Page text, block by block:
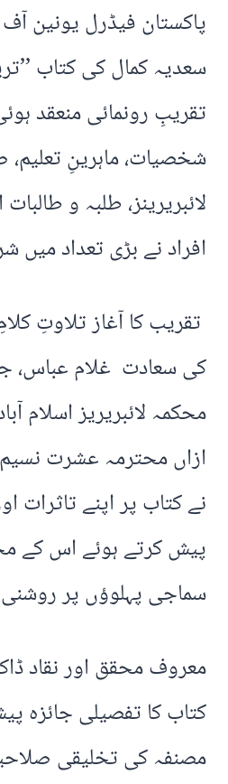
پاکستان فیڈرل یونین
سعدیہ کمال کی کتاب
تقریبِ رونمائی منعقد
شخصیات، ماہرینِ
لائبریرینز، طلبہ و
افراد نے بڑی تعداد میں
تقریب کا آغاز تلاوتِ
کی سعادت غلام عباس،
محکمہ لائبریریز اسلام
ازاں محترمہ عشرت
نے کتاب پر اپنے تاثرات
پیش کرتے ہوئے اس کے
سماجی پہلوؤں پر روشنی
معروف محقق اور نقاد
کتاب کا تفصیلی جائزہ
مصنفہ کی تخلیقی